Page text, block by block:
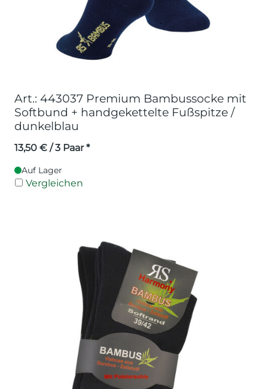
Art.: 443037 Premium Bambussocke mit
Softbund + handgekettelte Fußspitze /
dunkelblau
13,50 € / 3 Paar *
Auf Lager
Vergleichen